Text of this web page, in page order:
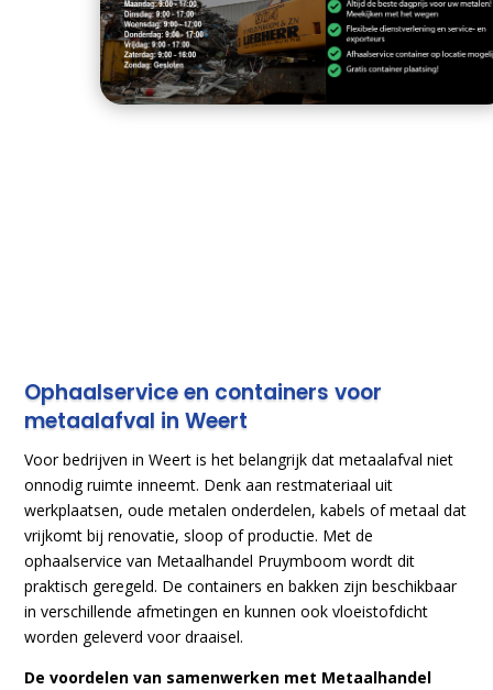
Ophaalservice en containers voor
metaalafval in Weert
Voor bedrijven in Weert is het belangrijk dat metaalafval niet
onnodig ruimte inneemt. Denk aan restmateriaal uit
werkplaatsen, oude metalen onderdelen, kabels of metaal dat
vrijkomt bij renovatie, sloop of productie. Met de
ophaalservice van Metaalhandel Pruymboom wordt dit
praktisch geregeld. De containers en bakken zijn beschikbaar
in verschillende afmetingen en kunnen ook vloeistofdicht
worden geleverd voor draaisel.
De voordelen van samenwerken met Metaalhandel